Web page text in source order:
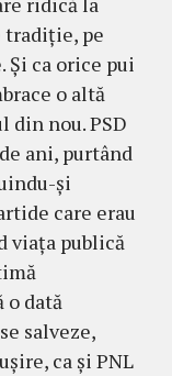
tradiție, pe
ca orice pui
o altă
din nou. PSD
ani, purtând
și
care erau
viața publică
o dată
salveze,
ca și PNL